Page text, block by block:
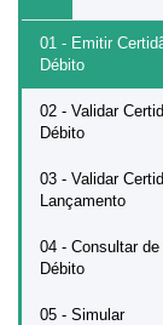
01 - Emitir
Débito
02 - Validar
Débito
03 - Validar
Lançamento
04 - Consultar de
Débito
05 - Simular